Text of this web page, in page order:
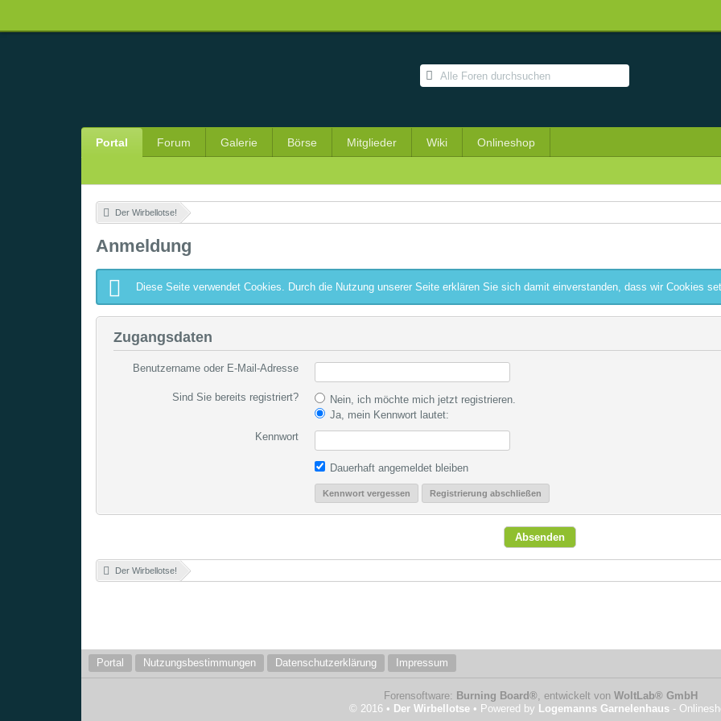
Portal Forum Galerie Börse Mitglieder Wiki Onlineshop
Der Wirbellotse!
Anmeldung
Diese Seite verwendet Cookies. Durch die Nutzung unserer Seite erklären Sie sich damit einverstanden, dass wir Cookies
Zugangsdaten
Benutzername oder E-Mail-Adresse
Sind Sie bereits registriert?
Nein, ich möchte mich jetzt registrieren.
Ja, mein Kennwort lautet:
Kennwort
Dauerhaft angemeldet bleiben
Kennwort vergessen Registrierung abschließen
Der Wirbellotse!
Portal Nutzungsbestimmungen Datenschutzerklärung Impressum
Forensoftware: Burning Board®, entwickelt von WoltLab® GmbH
© 2016 • Der Wirbellotse • Powered by Logemanns Garnelenhaus -